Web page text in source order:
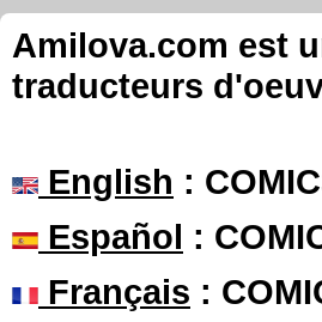
Amilova.com est
traducteurs
English :
Español :
Français :